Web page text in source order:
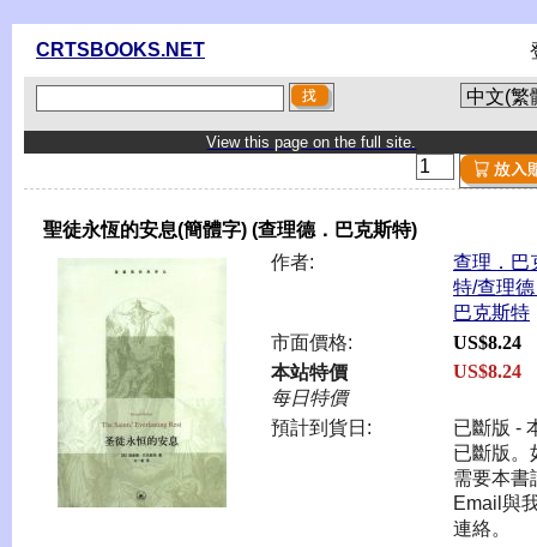
CRTSBOOKS.NET
View this page on the full site.
聖徒永恆的安息(簡體字) (查理德．巴克斯特)
作者:
查理．巴
特/查理
巴克斯特
市面價格:
US$8.24
本站特價
每日特價
US$8.24
預計到貨日:
已斷版 -
已斷版。
需要本書
Email與
連絡。